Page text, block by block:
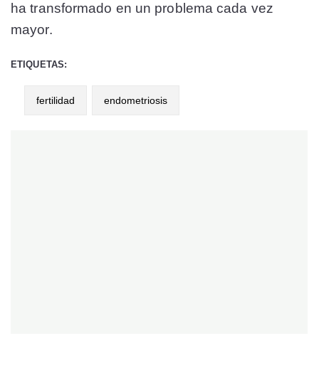
ha transformado en un problema cada vez
mayor.
ETIQUETAS:
fertilidad endometriosis